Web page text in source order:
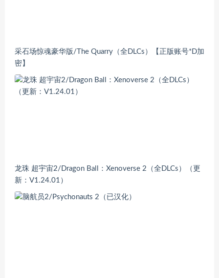
采石场惊魂豪华版/The Quarry（全DLCs）【正版账号*D加
密】
龙珠 超宇宙2/Dragon Ball：Xenoverse 2（全DLCs）（更
新：V1.24.01）